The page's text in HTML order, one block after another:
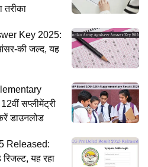
तरीका
Key 2025:
आंसर-की जल्द, यह
सप्लीमेंट्री
डाउनलोड
Released:
यह रहा